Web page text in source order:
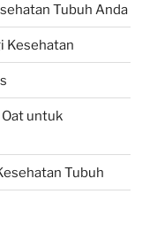
Tubuh Anda
Kesehatan
untuk
Tubuh